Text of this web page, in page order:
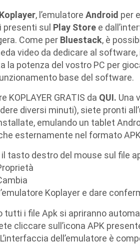
Koplayer, l’emulatore Android per
presenti sul Play Store e
Come per Bluestack, è
video da dedicare al
la potenza del vostro PC per
base del software.
KOPLAYER GRATIS da QUI. Una
diversi minuti), siete pronti
emulando un tablet
esternamente nel formato
tasto destro del mouse sul file
Koplayer e dare
tutti i file Apk si apriranno
cliccare sull’icona APK
dell’emulatore è